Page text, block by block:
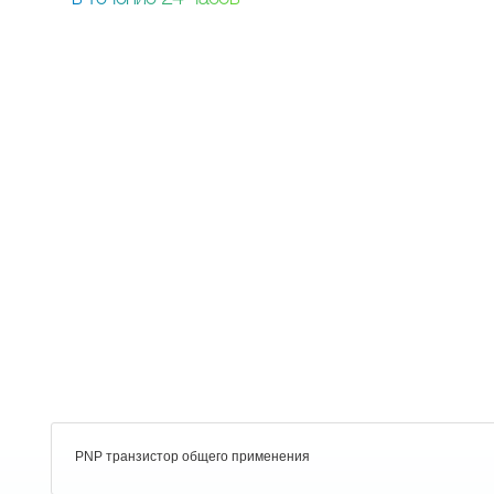
PNP транзистор общего применения